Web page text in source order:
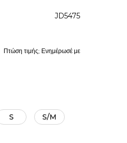
JD5475
Πτώση τιμής; Ενημέρωσέ με
S S/M